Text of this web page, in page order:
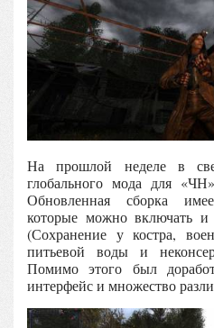
На прошлой неделе в
глобального мода для
Обновленная сборка
которые можно включать
(Сохранение у костра,
питьевой воды и
Помимо этого был
интерфейс и множество